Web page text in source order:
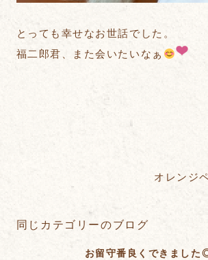
とっても幸せなお世話でした。
福二郎君、また会いたいなぁ
オレンジ
同じカテゴリーのブログ
お留守番良くできました